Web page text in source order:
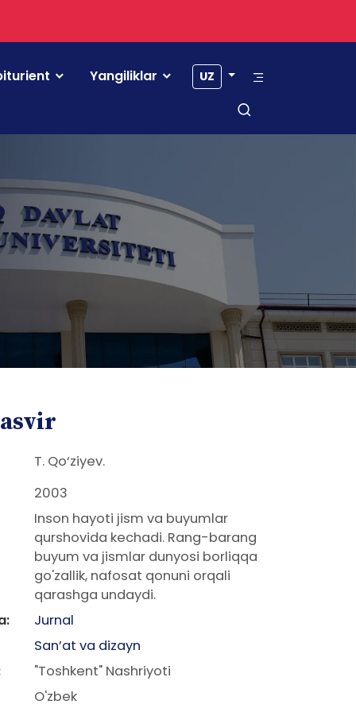
Yangiliklar UZ
T. Qo‘ziyev.
2003
Inson hayoti jism va buyumlar
qurshovida kechadi. Rang-barang
buyum va jismlar dunyosi borliqqa
go'zallik, nafosat qonuni orqali
qarashga undaydi.
Jurnal
San’at va dizayn
"Toshkent" Nashriyoti
O'zbek